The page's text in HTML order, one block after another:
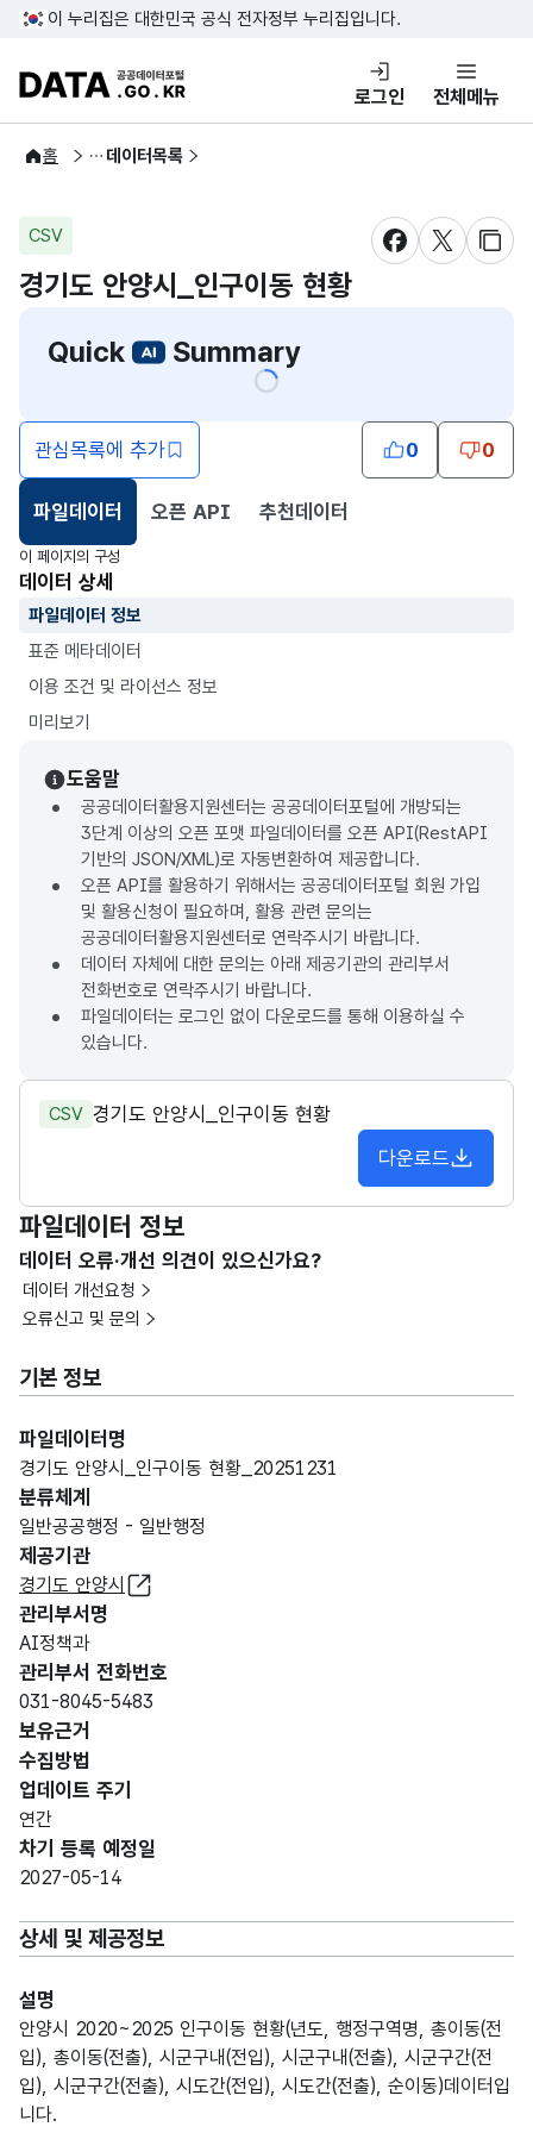
콘텐츠 바로가기
푸터 바로가기
이 누리집은 대한민국 공식 전자정부 누리집입니다.
DATA.GO.KR 공공데이터포털
로그인 전체메뉴
홈
공공데이터 데이터목록
CSV
새창 열림새창 열림
새창
경기도 안양시_인구이동 현황
Quick
Summary
관심목록에 추가 0 0
파일데이터
선택됨
오픈 API 추천데이터
이 페이지의 구성
데이터 상세
파일데이터 정보
표준 메타데이터
이용 조건 및 라이선스 정보
미리보기
도움말
공공데이터활용지원센터는 공공데이터포털에 개방되는
3단계 이상의 오픈 포맷 파일데이터를 오픈 API(RestAPI
기반의 JSON/XML)로 자동변환하여 제공합니다.
오픈 API를 활용하기 위해서는 공공데이터포털 회원 가입
및 활용신청이 필요하며, 활용 관련 문의는
공공데이터활용지원센터로 연락주시기 바랍니다.
데이터 자체에 대한 문의는 아래 제공기관의 관리부서
전화번호로 연락주시기 바랍니다.
파일데이터는 로그인 없이 다운로드를 통해 이용하실 수
있습니다.
CSV 경기도 안양시_인구이동 현황
다운로드
파일데이터 정보
데이터 오류·개선 의견이 있으신가요?
데이터 개선요청
오류신고 및 문의
기본 정보
파일데이터명
경기도 안양시_인구이동 현황_20251231
분류체계
일반공공행정 - 일반행정
제공기관
경기도 안양시
관리부서명
AI정책과
관리부서 전화번호
031-8045-5483
보유근거
수집방법
업데이트 주기
연간
차기 등록 예정일
2027-05-14
상세 및 제공정보
설명
안양시 2020~2025 인구이동 현황(년도, 행정구역명, 총이동(전
입), 총이동(전출), 시군구내(전입), 시군구내(전출), 시군구간(전
입), 시군구간(전출), 시도간(전입), 시도간(전출), 순이동)데이터입
니다.